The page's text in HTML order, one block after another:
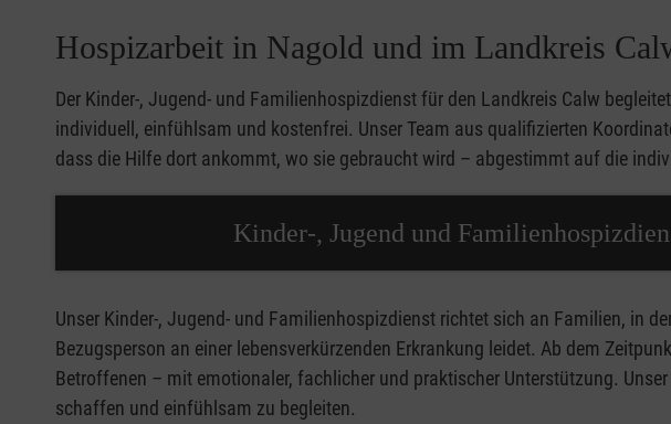
Hospizarbeit in Nagold und im Landkreis
Der Kinder-, Jugend- und Familienhospizdienst für den Landkreis Calw
individuell, einfühlsam und kostenfrei. Unser Team aus qualifizierten
dass die Hilfe dort ankommt, wo sie gebraucht wird – abgestimmt auf die
Kinder-, Jugend und
Unser Kinder-, Jugend- und Familienhospizdienst richtet sich an Familien, in
Bezugsperson an einer lebensverkürzenden Erkrankung leidet. Ab dem
Betroffenen – mit emotionaler, fachlicher und praktischer Unterstützung.
schaffen und einfühlsam zu begleiten.